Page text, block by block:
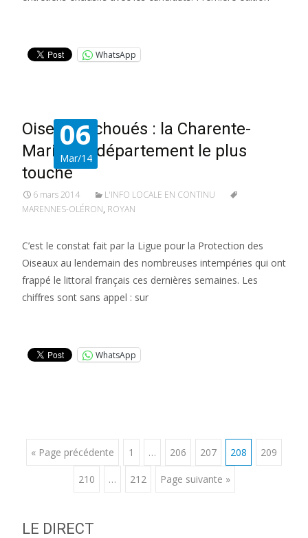
WhatsApp
06
Mar/14
Oiseaux échoués : la Charente-
Maritime, département le plus
touché
6 mars 2014
L'INFO LOCALE EN CONTINU
MARENNES-OLÉRON, ROYAN
C’est le constat fait par la Ligue pour la Protection des
Oiseaux au lendemain des nombreuses intempéries qui ont
frappé le littoral français ces dernières semaines. Les
chiffres sont sans appel : sur
WhatsApp
Posts
navigation
« Page précédente 1 … 206 207 208 209
210 … 212 Page suivante »
LE DIRECT